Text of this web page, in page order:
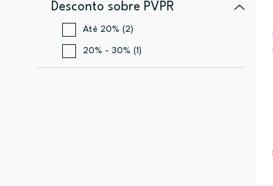
Desconto sobre PVPR
Até 20% (2)
20% - 30% (1)